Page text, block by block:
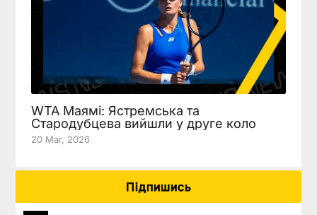
WTA Маямі: Ястремська та
Стародубцева вийшли у друге коло
20 Mar, 2026
Підпишись